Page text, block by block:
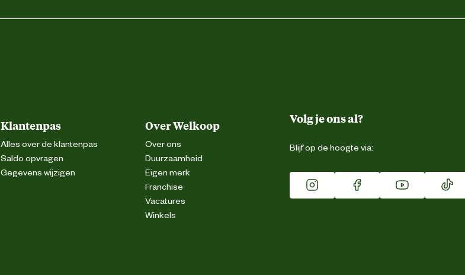
Klantenpas
Alles over de klantenpas
Saldo opvragen
Gegevens wijzigen
Over Welkoop
Over ons
Duurzaamheid
Eigen merk
Franchise
Vacatures
Winkels
Volg je ons al?
Blijf op de hoogte via: